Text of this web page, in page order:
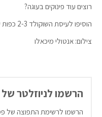
רוצים עוד פינוקים בעוגה?
הוסיפו לעיסת השוקולד 2-3 כפות שוקולד צ'יפס או אגוזי פקאן מסוכרים
צילום: אנטולי מיכאלו
הרשמו לניוזלטר
הרשמו לרשימת התפוצה של